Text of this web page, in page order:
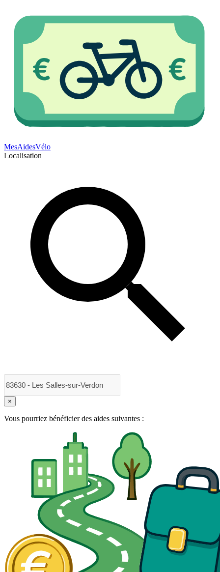
MesAidesVélo
Localisation
×
Vous pourriez bénéficier des aides suivantes :